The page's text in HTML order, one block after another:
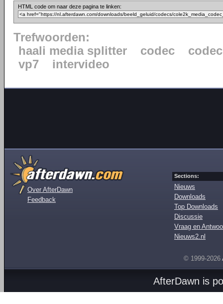
HTML code om naar deze pagina te linken:
Trefwoorden:
haali media splitter
codec
vp7
intervideo
Over AfterDawn
Feedback
Sections:
Nieuws
Downloads
Top Downloads
Discussie
Vraag en
Nieuws2.nl
© 1999-2026
AfterDawn is